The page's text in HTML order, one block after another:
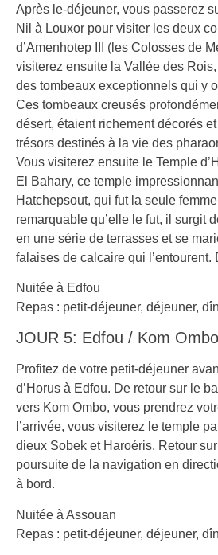
Après le-déjeuner, vous passerez
Nil à Louxor pour visiter les deux
d’Amenhotep III (les Colosses de
visiterez ensuite la Vallée des
des tombeaux exceptionnels qui y
Ces tombeaux creusés
désert, étaient richement décorés
trésors destinés à la vie des
Vous visiterez ensuite le Temple
El Bahary, ce temple
Hatchepsout, qui fut la seule
remarquable qu’elle le fut, il surgit
en une série de terrasses et se
falaises de calcaire qui l’entourent.
Nuitée à Edfou
Repas : petit-déjeuner, déjeuner,
JOUR 5: Edfou / Kom Ombo
Profitez de votre petit-déjeuner
d’Horus à Edfou. De retour sur le
vers Kom Ombo, vous prendrez
l’arrivée, vous visiterez le temple
dieux Sobek et Haroéris. Retour
poursuite de la navigation en
à bord.
Nuitée à Assouan
Repas : petit-déjeuner, déjeuner,